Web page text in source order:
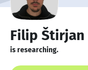
Filip Štirjan
is researching.